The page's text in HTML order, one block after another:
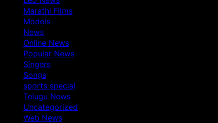
Marathi Films
Models
News
Online News
Popular News
Singers
Songs
sports special
Telugu News
Uncategorized
Web News